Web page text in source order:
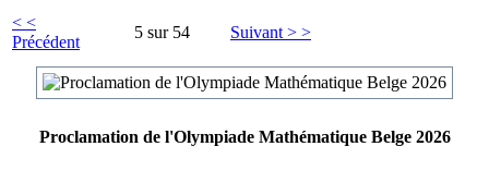
< <
Précédent
5 sur 54 Suivant > >
Proclamation de l'Olympiade Mathématique Belge 2026